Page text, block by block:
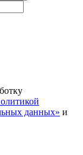
данных» и